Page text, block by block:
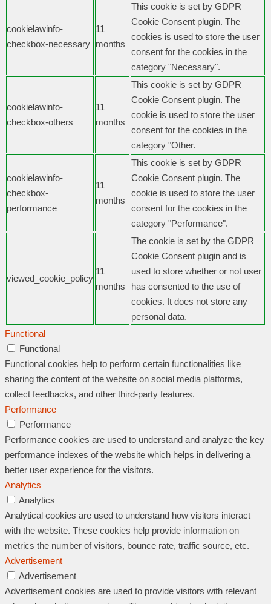
cookielawinfo-
checkbox-necessary
11
months
This cookie is set by GDPR
Cookie Consent plugin. The
cookies is used to store the user
consent for the cookies in the
category "Necessary".
cookielawinfo-
checkbox-others
11
months
This cookie is set by GDPR
Cookie Consent plugin. The
cookie is used to store the user
consent for the cookies in the
category "Other.
cookielawinfo-
checkbox-
performance
11
months
This cookie is set by GDPR
Cookie Consent plugin. The
cookie is used to store the user
consent for the cookies in the
category "Performance".
viewed_cookie_policy
11
months
The cookie is set by the GDPR
Cookie Consent plugin and is
used to store whether or not user
has consented to the use of
cookies. It does not store any
personal data.
Functional
Functional
Functional cookies help to perform certain functionalities like
sharing the content of the website on social media platforms,
collect feedbacks, and other third-party features.
Performance
Performance
Performance cookies are used to understand and analyze the key
performance indexes of the website which helps in delivering a
better user experience for the visitors.
Analytics
Analytics
Analytical cookies are used to understand how visitors interact
with the website. These cookies help provide information on
metrics the number of visitors, bounce rate, traffic source, etc.
Advertisement
Advertisement
Advertisement cookies are used to provide visitors with relevant